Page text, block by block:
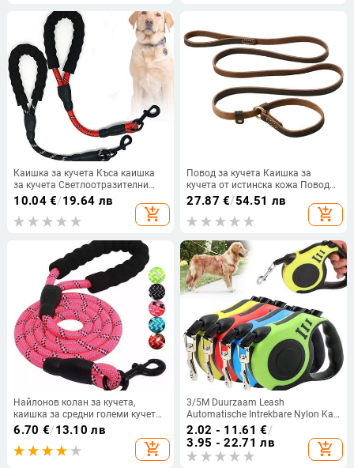
Каишка за кучета Къса каишка
за кучета Светлоотразителни
каишки за кучета Удобна дръжка
Каишки за разходка на кучета
Въже Водоустойчива верига за
домашни любимци
10.04€/19.64 лв
add_shopping_cart
Повод за кучета Каишка за
кучета от истинска кожа Повод
за кучета Повод за кучета от
естествена кожа Повод за
големи кучета Кожени каишки
27.87 €/54.51 лв
add_shopping_cart
Найлонов колан за кучета,
каишка за средни големи кучета,
водачи, обучение на домашни
любимци, бягане, ходене,
безопасност, планинско катерене,
каишки за кучета, доставка на
6.70 €/13.10 лв
add_shopping_cart
3/5M Duurzaam Leash
Automatische Intrekbare Nylon Kat
Lead Uitbreiding Puppy Walking
Running Lood Roulette Voor
Honden
2.02 - 11.61 €/
3.95 - 22.71 лв
add_shopping_cart